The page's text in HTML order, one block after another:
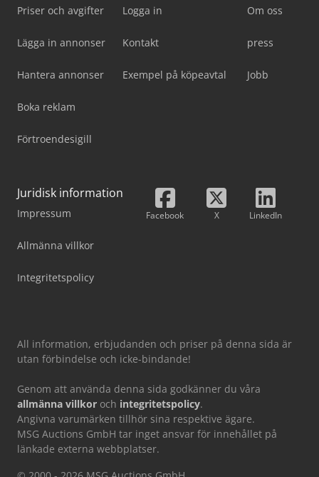
Priser och avgifter
Lägga in annonser
Hantera annonser
Boka reklam
Förtroendesigill
Logga in
Kontakt
Exempel på köpeavtal
Om oss
press
Jobb
Juridisk information
Impressum
Allmänna villkor
Integritetspolicy
Facebook X LinkedIn
All information, erbjudanden och priser på denna sida är
utan förbindelse och icke-bindande!
Genom att använda denna sida godkänner du våra
allmänna villkor och integritetspolicy.
Angivna varumärken tillhör sina respektive ägare.
MSG Auctions GmbH tar inget ansvar för innehållet på
länkade externa webbplatser.